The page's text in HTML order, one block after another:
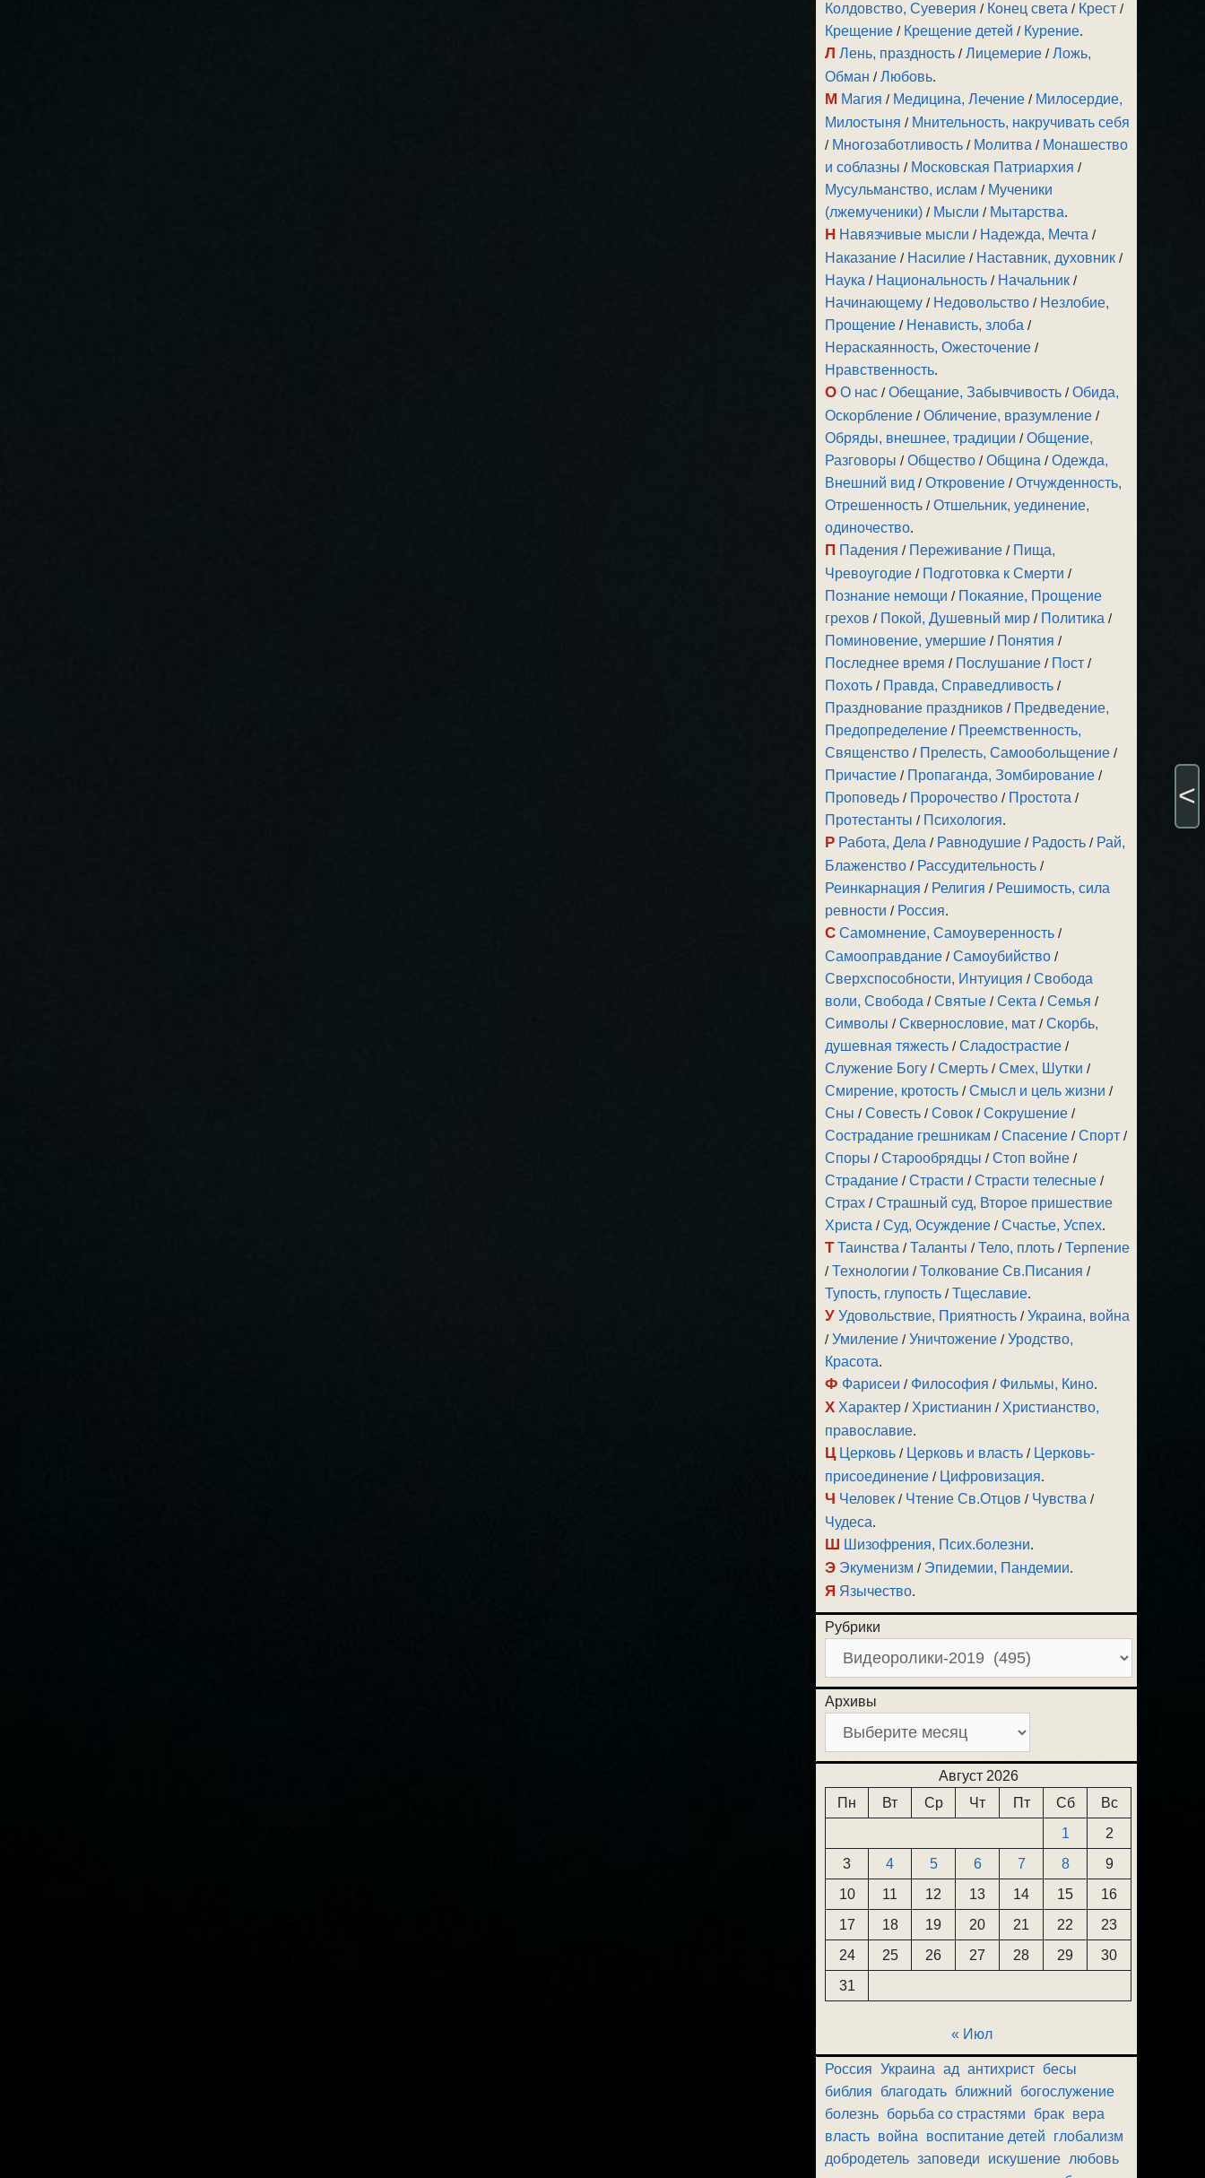
Колдовство, Суеверия / Конец света / Крест /
Крещение / Крещение детей / Курение.
Л Лень, праздность /Лицемерие /Ложь,
Обман /Любовь.
М Магия / Медицина, Лечение / Милосердие,
Милостыня / Мнительность, накручивать себя
/ Многозаботливость / Молитва / Монашество
и соблазны / Московская Патриархия /
Мусульманство, ислам / Мученики
(лжемученики) / Мысли / Мытарства.
Н Навязчивые мысли / Надежда, Мечта /
Наказание / Насилие / Наставник, духовник /
Наука / Национальность / Начальник /
Начинающему / Недовольство / Незлобие,
Прощение / Ненависть, злоба /
Нераскаянность, Ожесточение /
Нравственность.
О О нас /Обещание, Забывчивость /Обида,
Оскорбление /Обличение, вразумление /
Обряды, внешнее, традиции /Общение,
Разговоры /Общество /Община /Одежда,
Внешний вид /Откровение /Отчужденность,
Отрешенность /Отшельник, уединение,
одиночество.
П Падения / Переживание / Пища,
Чревоугодие / Подготовка к Смерти /
Познание немощи / Покаяние, Прощение
грехов / Покой, Душевный мир / Политика /
Поминовение, умершие / Понятия /
Последнее время / Послушание / Пост /
Похоть / Правда, Справедливость /
Празднование праздников / Предведение,
Предопределение / Преемственность,
Священство / Прелесть, Самообольщение /
Причастие / Пропаганда, Зомбирование /
Проповедь / Пророчество / Простота /
Протестанты / Психология.
Р Работа, Дела / Равнодушие / Радость / Рай,
Блаженство / Рассудительность /
Реинкарнация / Религия / Решимость, сила
ревности / Россия.
С Самомнение, Самоуверенность /
Самооправдание /Самоубийство /
Сверхспособности, Интуиция /Свобода
воли, Свобода /Святые /Секта /Семья /
Символы /Сквернословие, мат /Скорбь,
душевная тяжесть /Сладострастие /
Служение Богу /Смерть /Смех, Шутки /
Смирение, кротость /Смысл и цель жизни /
Сны /Совесть /Совок /Сокрушение /
Сострадание грешникам /Спасение /Спорт /
Споры /Старообрядцы /Стоп войне /
Страдание /Страсти /Страсти телесные /
Страх /Страшный суд, Второе пришествие
Христа /Суд, Осуждение /Счастье, Успех.
Т Таинства /Таланты /Тело, плоть /Терпение
/Технологии /Толкование Св.Писания /
Тупость, глупость /Тщеславие.
У Удовольствие, Приятность /Украина, война
/Умиление /Уничтожение /Уродство,
Красота.
Ф Фарисеи / Философия / Фильмы, Кино.
Х Характер / Христианин / Христианство,
православие.
Ц Церковь / Церковь и власть / Церковь-
присоединение / Цифровизация.
Ч Человек / Чтение Св.Отцов / Чувства /
Чудеса.
Ш Шизофрения, Псих.болезни.
Э Экуменизм / Эпидемии, Пандемии.
Я Язычество.
Рубрики
Архивы
Август 2026
Пн
Вт Ср Чт Пт Сб
Вс
1
2
3
4 5 6 7 8
9
10
11 12 13 14 15
16
17
18 19 20 21 22
23
24
25 26 27 28 29
30
31
« Июл
Россия Украина ад антихрист бесы
библия
благодать ближний
богослужение
болезнь борьба со страстями брак вера
власть война воспитание детей
глобализм
добродетель заповеди искушение любовь
<